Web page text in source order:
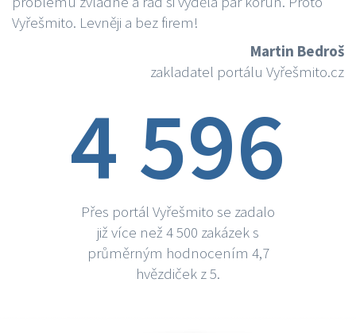
Vyřešmito. Levněji a bez firem!
Martin Bedroš
zakladatel portálu Vyřešmito.cz
4 596
Přes portál Vyřešmito se zadalo
již více než 4 500 zakázek s
průměrným hodnocením 4,7
hvězdiček z 5.